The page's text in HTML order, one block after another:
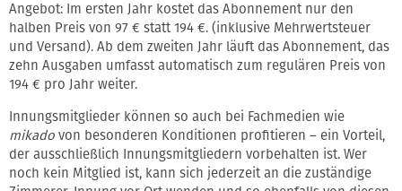
Angebot: Im ersten Jahr kostet das Abonnement nur den
halben Preis von 97 € statt 194 €. (inklusive Mehrwertsteuer
und Versand). Ab dem zweiten Jahr läuft das Abonnement, das
zehn Ausgaben umfasst automatisch zum regulären Preis von
194 € pro Jahr weiter.
Innungsmitglieder können so auch bei Fachmedien wie
mikado von besonderen Konditionen profitieren – ein Vorteil,
der ausschließlich Innungsmitgliedern vorbehalten ist. Wer
noch kein Mitglied ist, kann sich jederzeit an die zuständige